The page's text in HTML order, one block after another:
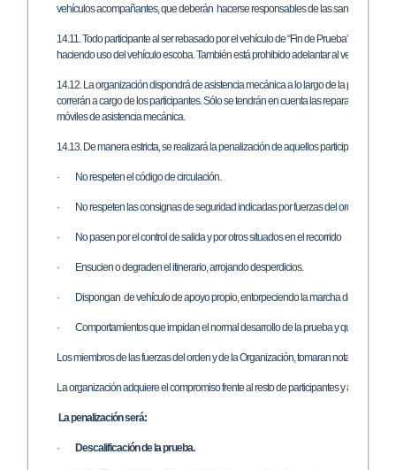
vehículos acompañantes, que deberán hacerse responsables de las sanciones
14.11. Todo participante al ser rebasado por el vehículo de “Fin de Prueba” se
haciendo uso del vehículo escoba. También está prohibido adelantar al vehículo
14.12. La organización dispondrá de asistencia mecánica a lo largo de la prueba.
correrán a cargo de los participantes. Sólo se tendrán en cuenta las reparaciones
móviles de asistencia mecánica.
14.13. De manera estricta, se realizará la penalización de aquellos participantes que:
· No respeten el código de circulación.
· No respeten las consignas de seguridad indicadas por fuerzas del orden y por la
· No pasen por el control de salida y por otros situados en el recorrido
· Ensucien o degraden el itinerario, arrojando desperdicios.
· Dispongan de vehículo de apoyo propio, entorpeciendo la marcha del resto.
· Comportamientos que impidan el normal desarrollo de la prueba y que vayan
Los miembros de las fuerzas del orden y de la Organización, tomaran nota de
La organización adquiere el compromiso frente al resto de participantes y a las
La penalización será:
· Descalificación de la prueba.